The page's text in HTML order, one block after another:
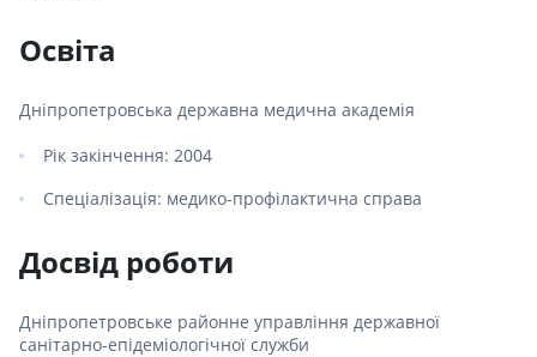
Освіта
Дніпропетровська державна медична академія
Рік закінчення: 2004
Спеціалізація: медико-профілактична справа
Досвід роботи
Дніпропетровське районне управління державної
санітарно-епідеміологічної служби